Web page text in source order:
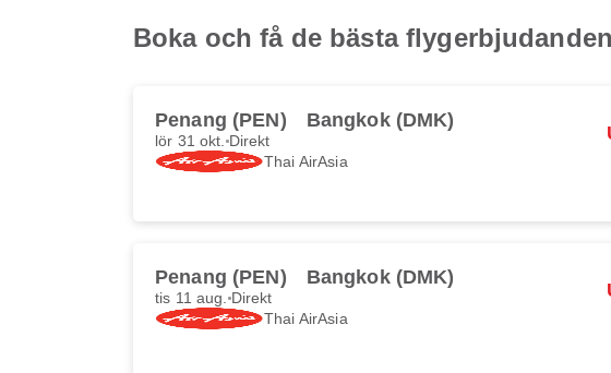
Boka och få de bästa
Penang (PEN) Bangkok (DMK)
lör 31 okt. Direkt
Thai AirAsia
Penang (PEN) Bangkok (DMK)
tis 11 aug. Direkt
Thai AirAsia